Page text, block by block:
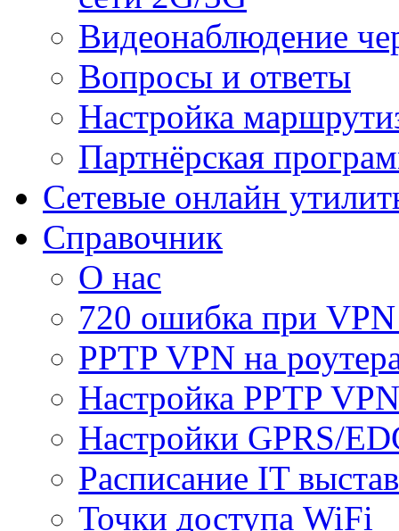
Видеонаблюдение
Вопросы и ответы
Настройка
Партнёрская
Сетевые онлайн
Справочник
О нас
720 ошибка при
PPTP VPN на
Настройка PPTP
Настройки GPRS/
Расписание IT
Точки доступа WiFi